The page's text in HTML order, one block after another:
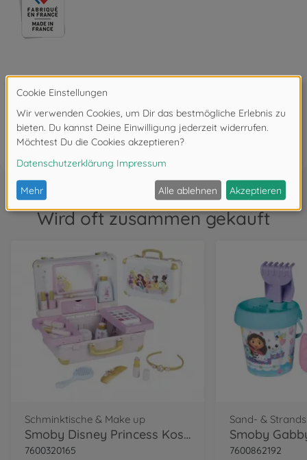
Bewertungen
FAQ
Wird oft zusammen gekauft
Schminktische & Make up
Smoby Disney Princess Kosmetikkoffer
7600320165
Sand- &
7600862192